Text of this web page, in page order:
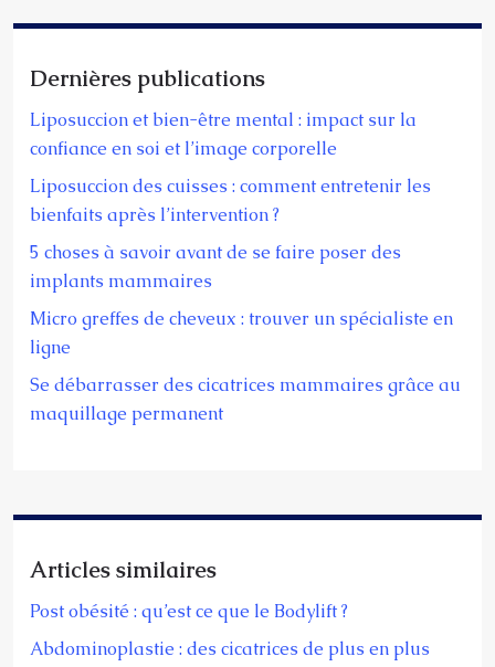
Dernières publications
Liposuccion et bien-être mental : impact sur la
confiance en soi et l’image corporelle
Liposuccion des cuisses : comment entretenir les
bienfaits après l’intervention ?
5 choses à savoir avant de se faire poser des
implants mammaires
Micro greffes de cheveux : trouver un spécialiste en
ligne
Se débarrasser des cicatrices mammaires grâce au
maquillage permanent
Articles similaires
Post obésité : qu’est ce que le Bodylift ?
Abdominoplastie : des cicatrices de plus en plus